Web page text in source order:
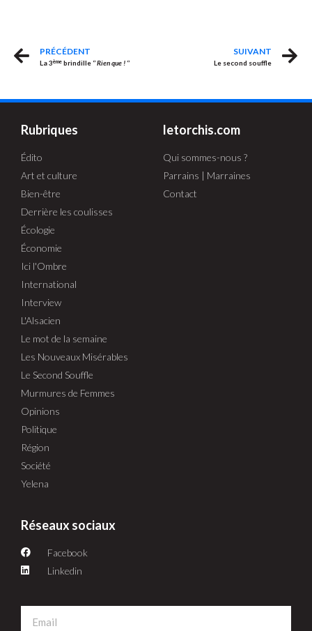
PRÉCÉDENT
La 3ème brindille ‘’ Rien que ! ‘’
SUIVANT
Le second souffle
Rubriques
Édito
Art et culture
Bien-être
Derrière les coulisses
Écologie
Économie
Ici l'Ombre
International
Interview
L'Alsacien
Le mot de la semaine
Les Nouveaux Misérables
Le Second Souffle
Murmures de Femmes
Opinions
Politique
Région
Société
Yelena
letorchis.com
Qui sommes-nous ?
Parrains | Marraines
Contact
Réseaux sociaux
Facebook
Linkedin